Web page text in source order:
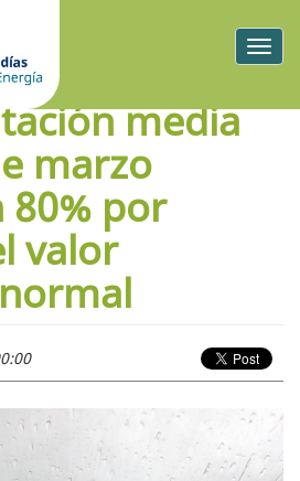
media
marzo
80% por
valor